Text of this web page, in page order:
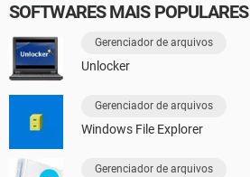
SOFTWARES MAIS POPULARES
Gerenciador de arquivos
Unlocker
Gerenciador de arquivos
Windows File Explorer
Gerenciador de arquivos